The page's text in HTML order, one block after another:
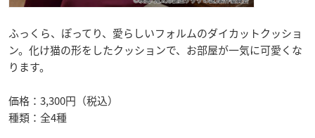
ふっくら、ぽってり、愛らしいフォルムのダイカットクッショ
ン。化け猫の形をしたクッションで、お部屋が一気に可愛くな
ります。
価格：3,300円（税込）
種類：全4種